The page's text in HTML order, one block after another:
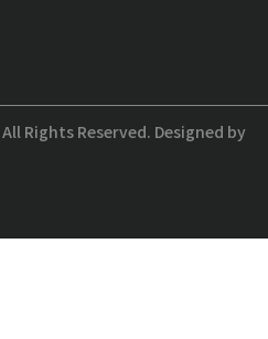
All Rights Reserved. Designed by